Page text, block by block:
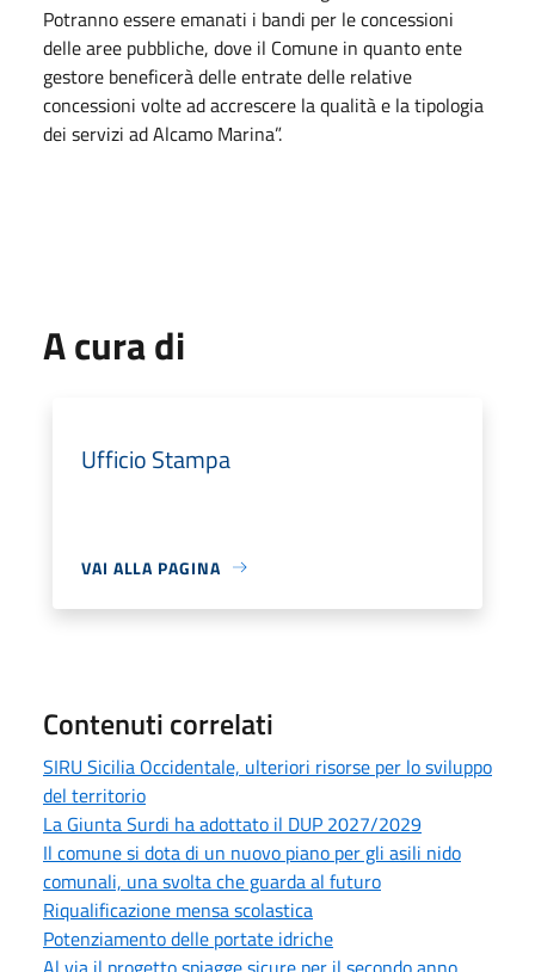
Potranno essere emanati i bandi per le concessioni
delle aree pubbliche, dove il Comune in quanto ente
gestore beneficerà delle entrate delle relative
concessioni volte ad accrescere la qualità e la tipologia
dei servizi ad Alcamo Marina”.
A cura di
Ufficio Stampa
VAI ALLA PAGINA
Contenuti correlati
SIRU Sicilia Occidentale, ulteriori risorse per lo sviluppo
del territorio
La Giunta Surdi ha adottato il DUP 2027/2029
Il comune si dota di un nuovo piano per gli asili nido
comunali, una svolta che guarda al futuro
Riqualificazione mensa scolastica
Potenziamento delle portate idriche